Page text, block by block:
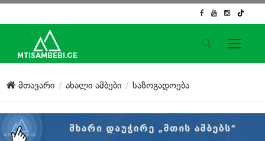
საიტის მენიუ
მთავარი
ქართული საქმე
მთავარი ახალი ამბები საზოგადოება